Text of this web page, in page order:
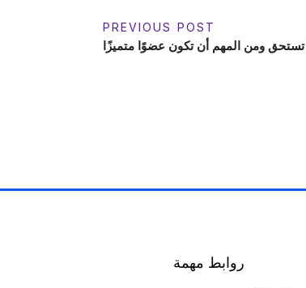
PREVIOUS POST
تستحق ومن المهم أن تكون عضوًا متميزًا
روابط مهمة